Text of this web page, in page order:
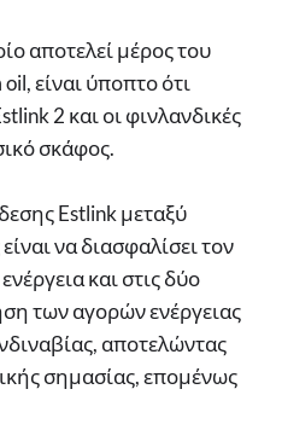
αποτελεί μέρος του
είναι ύποπτο ότι
2 και οι φινλανδικές
σκάφος.
Estlink μεταξύ
να διασφαλίσει τον
και στις δύο
των αγορών ενέργειας
αποτελώντας
σημασίας, επομένως